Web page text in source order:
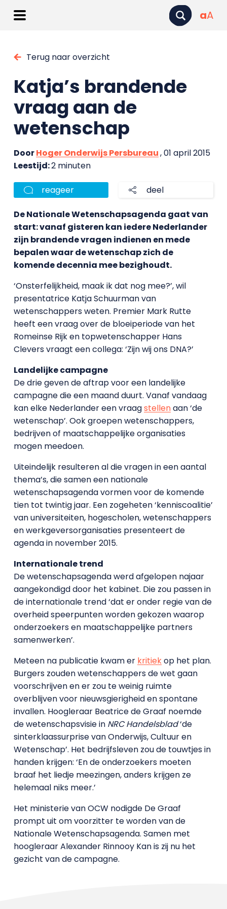
aA
Terug naar overzicht
Katja’s brandende
vraag aan de
wetenschap
DoorHoger Onderwijs Persbureau, 01 april 2015
Leestijd:2 minuten
reageer deel
De Nationale Wetenschapsagenda gaat van
start: vanaf gisteren kan iedere Nederlander
zijn brandende vragen indienen en mede
bepalen waar de wetenschap zich de
komende decennia mee bezighoudt.
‘Onsterfelijkheid, maak ik dat nog mee?’, wil
presentatrice Katja Schuurman van
wetenschappers weten. Premier Mark Rutte
heeft een vraag over de bloeiperiode van het
Romeinse Rijk en topwetenschapper Hans
Clevers vraagt een collega: ‘Zijn wij ons DNA?’
Landelijke campagne
De drie geven de aftrap voor een landelijke
campagne die een maand duurt. Vanaf vandaag
kan elke Nederlander een vraagstellenaan ‘de
wetenschap’. Ook groepen wetenschappers,
bedrijven of maatschappelijke organisaties
mogen meedoen.
Uiteindelijk resulteren al die vragen in een aantal
thema’s, die samen een nationale
wetenschapsagenda vormen voor de komende
tien tot twintig jaar. Een zogeheten ‘kenniscoalitie’
van universiteiten, hogescholen, wetenschappers
en werkgeversorganisaties presenteert de
agenda in november 2015.
Internationale trend
De wetenschapsagenda werd afgelopen najaar
aangekondigd door het kabinet. Die zou passen in
de internationale trend ‘dat er onder regie van de
overheid speerpunten worden gekozen waarop
onderzoekers en maatschappelijke partners
samenwerken’.
Meteen na publicatie kwam er kritiekop het plan.
Burgers zouden wetenschappers de wet gaan
voorschrijven en er zou te weinig ruimte
overblijven voor nieuwsgierigheid en spontane
invallen. Hoogleraar Beatrice de Graaf noemde
de wetenschapsvisie in NRC Handelsblad‘de
sinterklaassurprise van Onderwijs, Cultuur en
Wetenschap’. Het bedrijfsleven zou de touwtjes in
handen krijgen: ‘En de onderzoekers moeten
braaf het liedje meezingen, anders krijgen ze
helemaal niks meer.’
Het ministerie van OCW nodigde De Graaf
prompt uit om voorzitter te worden van de
Nationale Wetenschapsagenda. Samen met
hoogleraar Alexander Rinnooy Kan is zij nu het
gezicht van de campagne.